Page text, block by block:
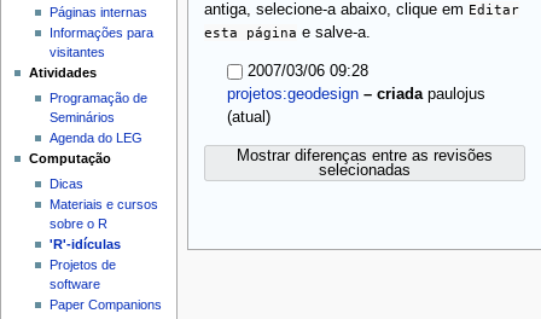
antiga, selecione-a abaixo, clique em Editar
esta página e salve-a.
2007/03/06 09:28
projetos:geodesign – criada paulojus
(atual)
Mostrar diferenças entre as revisões
selecionadas
Páginas internas
Informações para
visitantes
Atividades
Programação de
Seminários
Agenda do LEG
Computação
Dicas
Materiais e cursos
sobre o R
'R'-idículas
Projetos de
software
Paper Companions